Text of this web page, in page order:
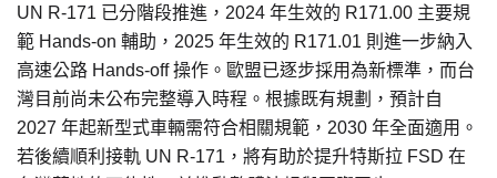
UN R-171 已分階段推進，2024 年生效的 R171.00 主要規
範 Hands-on 輔助，2025 年生效的 R171.01 則進一步納入
高速公路 Hands-off 操作。歐盟已逐步採用為新標準，而台
灣目前尚未公布完整導入時程。根據既有規劃，預計自
2027 年起新型式車輛需符合相關規範，2030 年全面適用。
若後續順利接軌 UN R-171，將有助於提升特斯拉 FSD 在